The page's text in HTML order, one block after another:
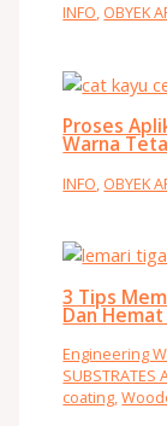
INFO, OBYEK
Proses
Warna
INFO, OBYEK
3 Tips
Dan Hemat
Engineering
SUBSTRATES
coating,